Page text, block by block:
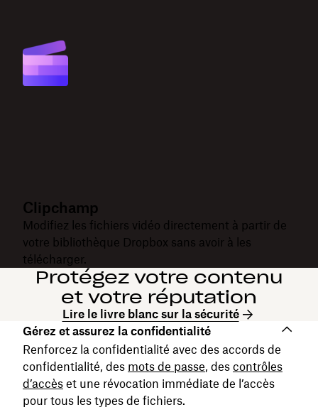
Clipchamp
Modifiez les fichiers vidéo directement à partir de
votre bibliothèque Dropbox sans avoir à les
télécharger.
Protégez votre contenu
et votre réputation
Lire le livre blanc sur la sécurité
Gérez et assurez la confidentialité
Renforcez la confidentialité avec des accords de
confidentialité, des mots de passe, des contrôles
d’accès et une révocation immédiate de l’accès
pour tous les types de fichiers.